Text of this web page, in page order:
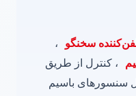
سخنگو
،
، کنترل از طریق
سنسورهای باسیم